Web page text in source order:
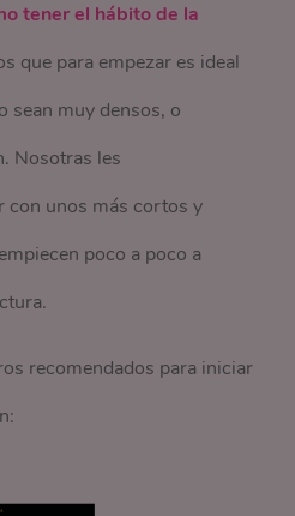
tener el hábito de la
que para empezar es ideal
sean muy densos, o
Nosotras les
con unos más cortos y
poco a poco a
recomendados para iniciar